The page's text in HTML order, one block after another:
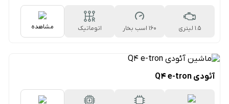
1.5 لیتری 160 اسب بخار
اتوماتیک
مشاهده
آئودی Q4 e-tron